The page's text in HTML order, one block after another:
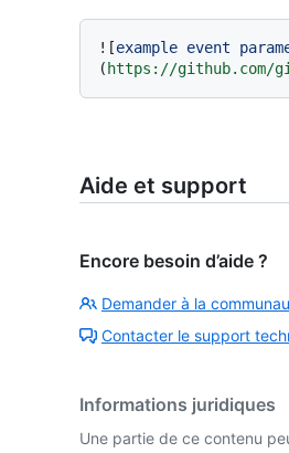
![example event
( https://github.com/
Aide et support
Encore besoin d’aide ?
Demander à la
Contacter le support
Informations juridiques
Une partie de ce contenu